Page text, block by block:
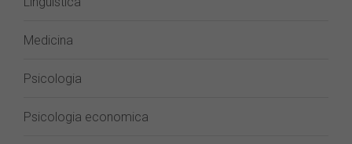
Medicina
Psicologia
Psicologia economica